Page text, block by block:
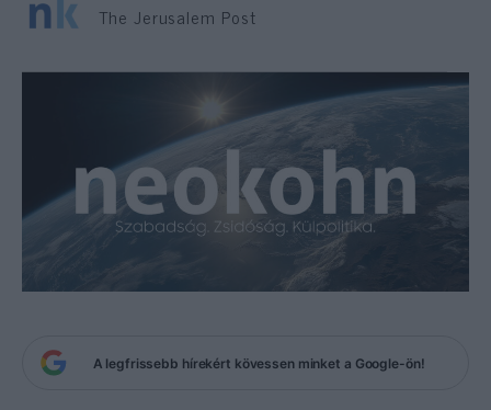
The Jerusalem Post
A legfrissebb hírekért kövessen minket a Google-ön!